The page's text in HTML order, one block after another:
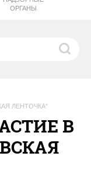
ОРГАНЫ
ЛЕНТОЧКА"
В